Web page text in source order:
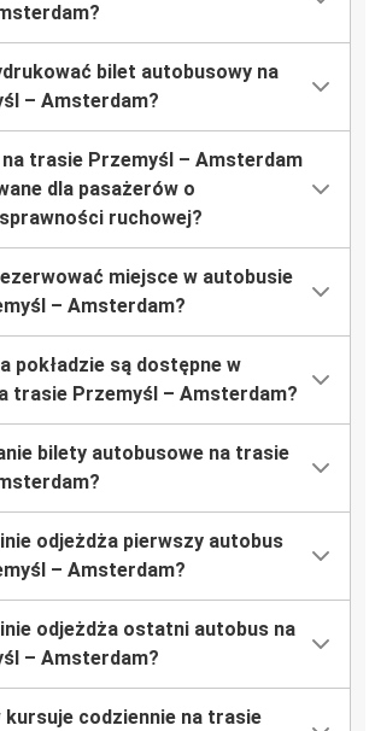
bilet autobusowy na
– Amsterdam?
trasie Przemyśl – Amsterdam
dla pasażerów o
ruchowej?
miejsce w autobusie
– Amsterdam?
pokładzie są dostępne w
trasie Przemyśl – Amsterdam?
bilety autobusowe na trasie
odjeżdża pierwszy autobus
– Amsterdam?
odjeżdża ostatni autobus na
– Amsterdam?
kursuje codziennie na trasie